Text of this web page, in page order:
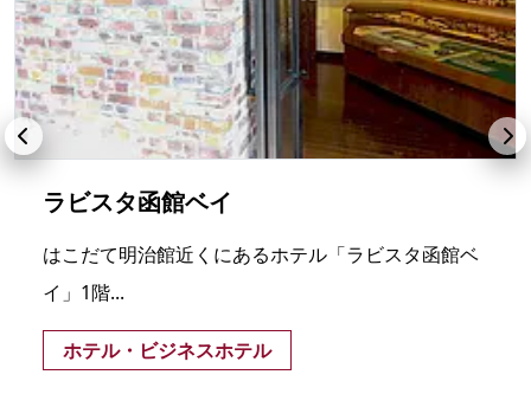
ラビスタ函館ベイ
はこだて明治館近くにあるホテル「ラビスタ函館ベ
イ」1階...
ホテル・ビジネスホテル